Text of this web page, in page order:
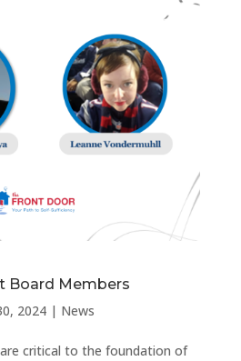
Board Members
2024| News
critical to the foundation of